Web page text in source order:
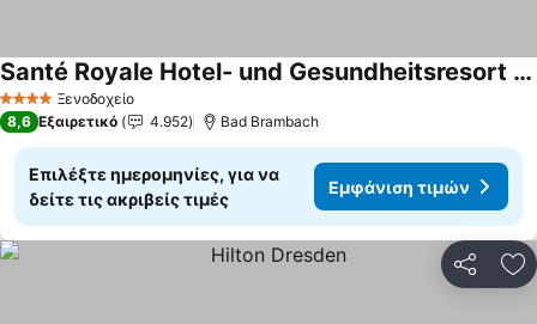
4 ΑστέριαΞενοδοχείο
Santé Royale Hotel- und Gesundheitsresort Bad Brambach
8,6 Εξαιρετικό 4.952 Bad Brambach
Επιλέξτε ημερομηνίες, για να
δείτε τις ακριβείς τιμές
Εμφάνιση τιμών